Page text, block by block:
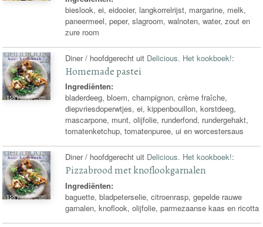
bieslook, ei, eidooier, langkorrelrijst, margarine, melk,
paneermeel, peper, slagroom, walnoten, water, zout en
zure room
Diner / hoofdgerecht uit Delicious. Het kookboek!:
Homemade pastei
Ingrediënten:
bladerdeeg, bloem, champignon, crème fraîche,
diepvriesdoperwtjes, ei, kippenbouillon, korstdeeg,
mascarpone, munt, olijfolie, runderfond, rundergehakt,
tomatenketchup, tomatenpuree, ui en worcestersaus
Diner / hoofdgerecht uit Delicious. Het kookboek!:
Pizzabrood met knoflookgarnalen
Ingrediënten:
baguette, bladpeterselie, citroenrasp, gepelde rauwe
garnalen, knoflook, olijfolie, parmezaanse kaas en ricotta